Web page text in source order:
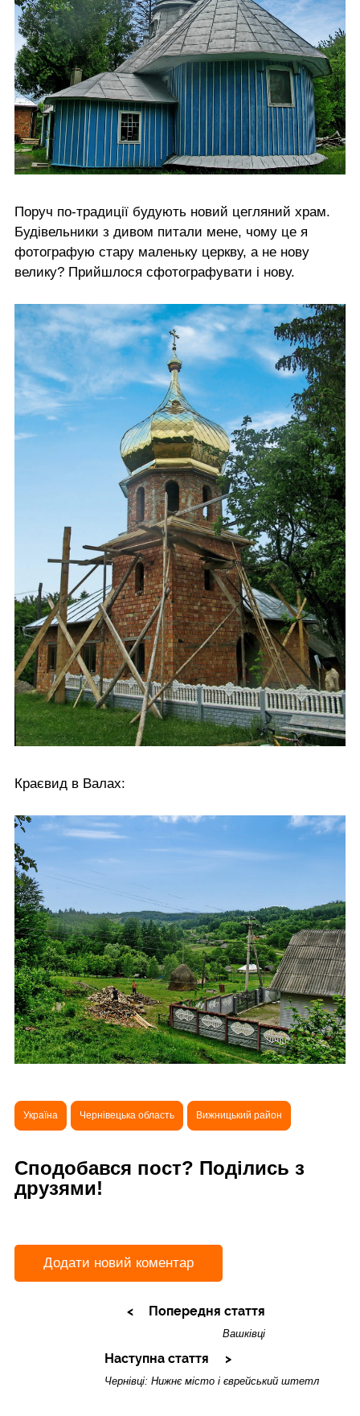
Поруч по-традиції будують новий цегляний храм.
Будівельники з дивом питали мене, чому це я
фотографую стару маленьку церкву, а не нову
велику? Прийшлося сфотографувати і нову.
Краєвид в Валах:
Україна Чернівецька область Вижницький район
Сподобався пост? Поділись з
друзями!
Додати новий коментар
Попередня стаття
Вашківці
Наступна стаття
Чернівці: Нижнє місто і єврейський штетл